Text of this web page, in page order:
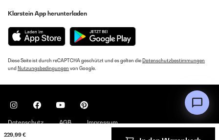
229,99 €
Klarstein App herunterladen
Diese Seite ist durch reCAPTCHA geschützt und es gelten die Datenschutzbestimmungen
und Nutzungsbedingungen von Google.
Datenschutz AGB Impressum